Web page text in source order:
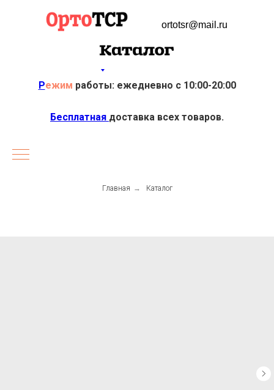
ortotsr@mail.ru
Режим работы: ежедневно с 10:00-20:00
Бесплатная доставка всех товаров.
Главная → Каталог